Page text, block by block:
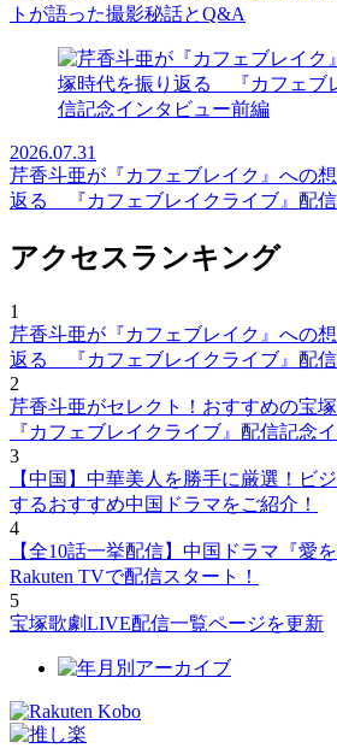
トが語った撮影秘話とQ&A
2026.07.31
芹香斗亜が『カフェブレイク』への
返る 『カフェブレイクライブ』配
アクセスランキング
1
芹香斗亜が『カフェブレイク』への
返る 『カフェブレイクライブ』配
2
芹香斗亜がセレクト！おすすめの宝
『カフェブレイクライブ』配信記念
3
【中国】中華美人を勝手に厳選！ビ
するおすすめ中国ドラマをご紹介！
4
【全10話一挙配信】中国ドラマ『愛
Rakuten TVで配信スタート！
5
宝塚歌劇LIVE配信一覧ページを更新